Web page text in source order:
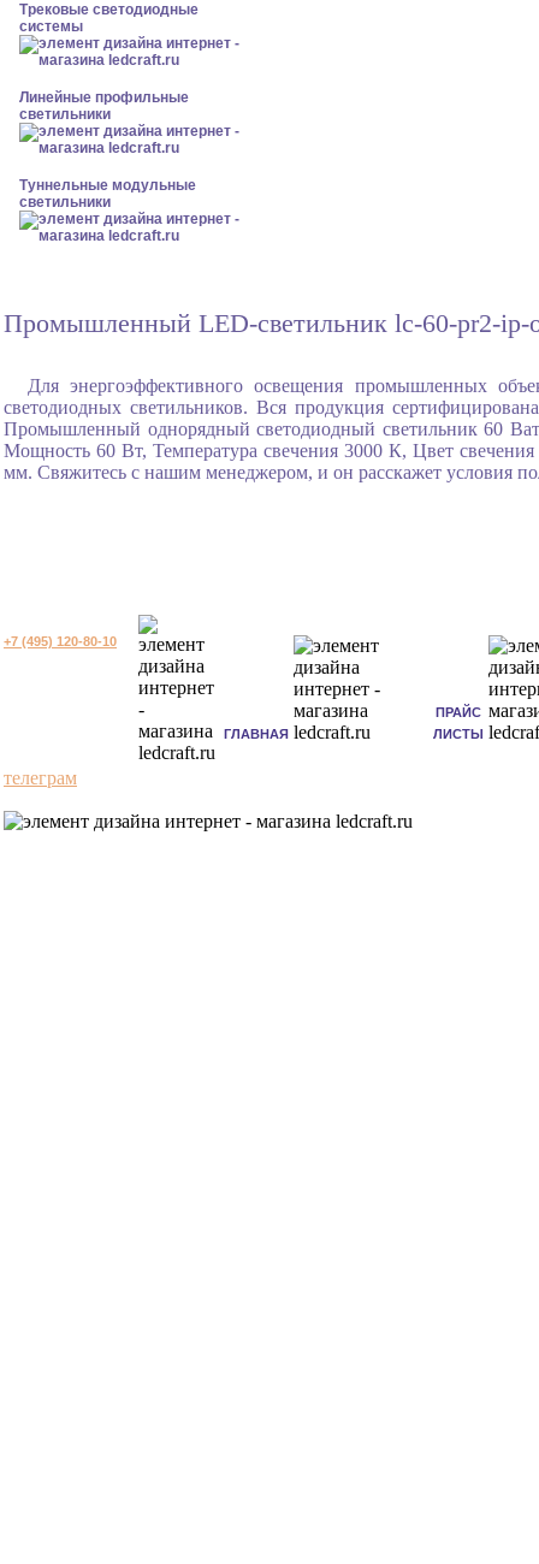
Трековые светодиодные
системы
Линейные профильные
светильники
Туннельные модульные
светильники
Промышленный LED-светильник lc-60-pr2-ip-
Для энергоэффективного освещения промышленных
светодиодных светильников. Вся продукция
Промышленный однорядный светодиодный светильник 60
Мощность 60 Вт, Температура свечения 3000 К, Цвет
мм. Свяжитесь с нашим менеджером, и он расскажет условия
+7 (495) 120-80-10
ГЛАВНАЯ
ПРАЙС
ЛИСТЫ
телеграм